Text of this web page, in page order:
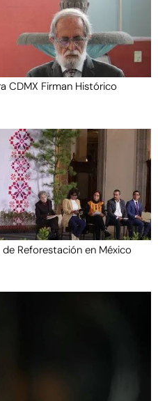
CDMX Firman Histórico
Reforestación en México